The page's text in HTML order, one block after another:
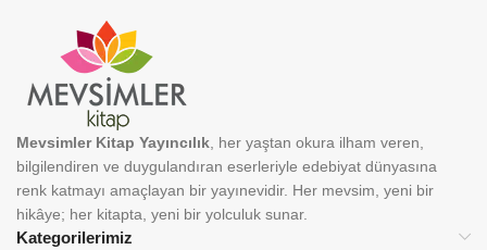
Kategorilerimiz
Mevsimler Kitap Yayıncılık , her yaştan okura ilham veren,
bilgilendiren ve duygulandıran eserleriyle edebiyat dünyasına
renk katmayı amaçlayan bir yayınevidir. Her mevsim, yeni bir
hikâye; her kitapta, yeni bir yolculuk sunar.